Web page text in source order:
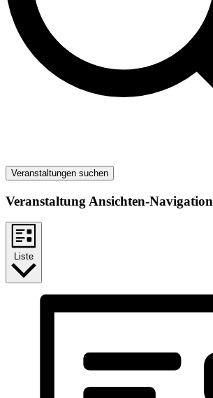
Veranstaltungen suchen
Veranstaltung Ansichten-Navigation
Liste